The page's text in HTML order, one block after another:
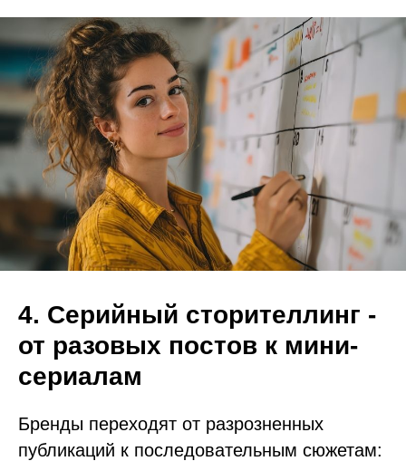
4. Серийный сторителлинг -
от разовых постов к мини-
сериалам
Бренды переходят от разрозненных
публикаций к последовательным сюжетам: